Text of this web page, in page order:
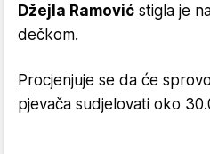
Džejla Ramović stigla je
dečkom.
Procjenjuje se da će
pjevača sudjelovati oko